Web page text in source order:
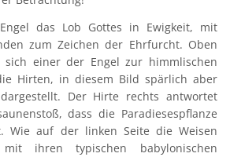
das Lob Gottes in Ewigkeit, mit
zum Zeichen der Ehrfurcht. Oben
sich einer der Engel zur himmlischen
Hirten, in diesem Bild spärlich aber
Der Hirte rechts antwortet
dass die Paradiesespflanze
Wie auf der linken Seite die Weisen
mit ihren typischen babylonischen